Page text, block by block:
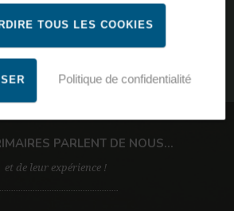
code postal, nom d’agence
PARLENT DE NOUS...
et de leur expérience !
TOUS LES COOKIES
Politique de confidentialité